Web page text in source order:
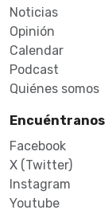
Noticias
Opinión
Calendar
Podcast
Quiénes somos
Encuéntranos
Facebook
X (Twitter)
Instagram
Youtube